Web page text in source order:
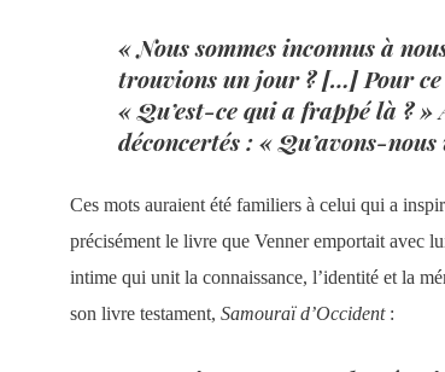
« Nous sommes inconnus à
trouvions un jour ? […] Pour ce
« Qu’est-ce qui a frappé là ?
déconcertés : « Qu’avons-
Ces mots auraient été familiers à celui qui a
précisément le livre que Venner emportait avec
intime qui unit la connaissance, l’identité et la
son livre testament, Samouraï d’Occident: